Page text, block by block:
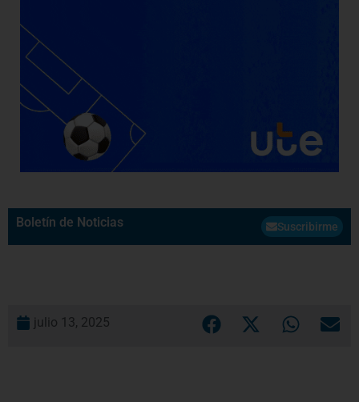
Boletín de Noticias Suscribirme
julio 13, 2025